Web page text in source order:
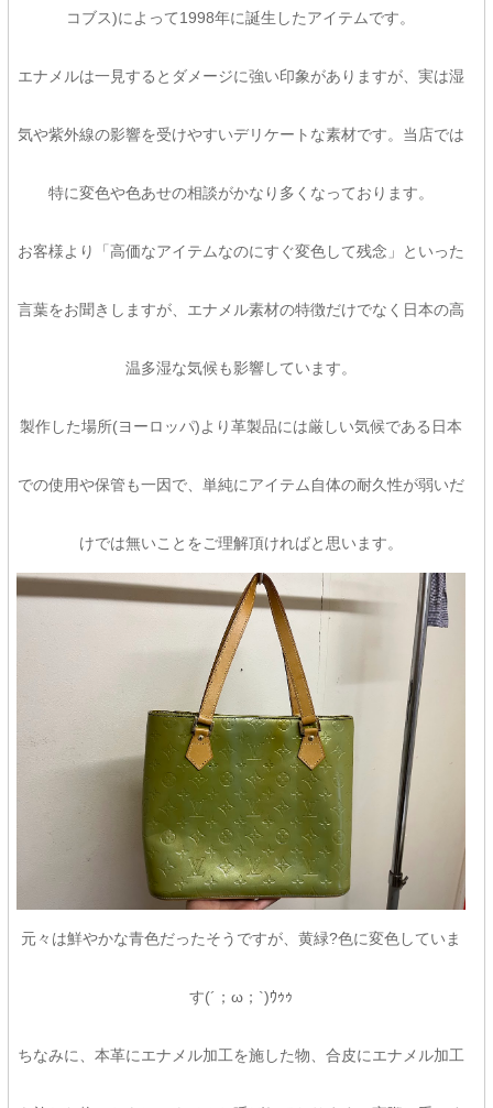
コブス)によって1998年に誕生したアイテムです。
エナメルは一見するとダメージに強い印象がありますが、実は湿
気や紫外線の影響を受けやすいデリケートな素材です。当店では
特に変色や色あせの相談がかなり多くなっております。
お客様より「高価なアイテムなのにすぐ変色して残念」といった
言葉をお聞きしますが、エナメル素材の特徴だけでなく日本の高
温多湿な気候も影響しています。
製作した場所(ヨーロッパ)より革製品には厳しい気候である日本
での使用や保管も一因で、単純にアイテム自体の耐久性が弱いだ
けでは無いことをご理解頂ければと思います。
元々は鮮やかな青色だったそうですが、黄緑?色に変色していま
す(´；ω；`)ｳｩｩ
ちなみに、本革にエナメル加工を施した物、合皮にエナメル加工